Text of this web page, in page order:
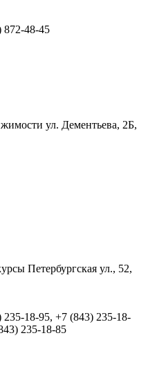
872-48-45
ул. Дементьева, 2Б,
Петербургская ул., 52,
18-95, +7 (843) 235-18-
235-18-85